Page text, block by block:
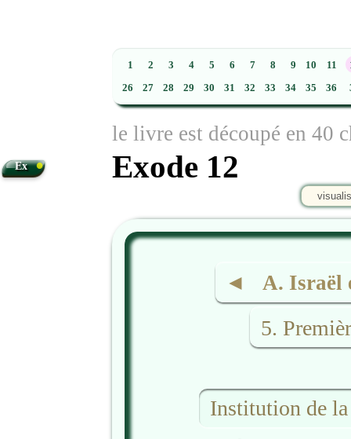
1 2 3 4 5 6 7 8 9 10 11
26 27 28 29 30 31 32 33 34 35 36
le livre est découpé en 40
Exode 12
◄ A. Israël
5.
Institution de la
Ex •